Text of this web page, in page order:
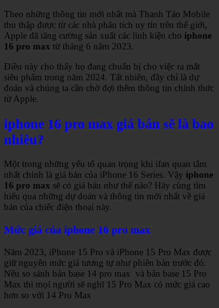
Theo những thông tin mới nhất mà Thanh Táo Mobile
thu thập được từ các nhà phân tích uy tín trên thế giới,
Apple đã tăng cường sản xuất các linh kiện cho iphone
16 pro max từ tháng 6 năm 2023.
Điều này cho thấy họ đang chuẩn bị cho việc ra mắt
siêu phẩm trong năm 2024. Tất nhiên, đây chỉ là dự
đoán và chúng ta cần chờ đợi thêm thông tin chính thức
từ Apple.
iphone 16 pro max giá bán sẽ là bao
nhiêu?
Một trong những yếu tố quan trọng khi ifan quan tâm
nhất chính là giá bán của iPhone 16 Series. Vậy iphone
16 pro max sẽ có giá bán như thế nào? Hãy cùng tìm
hiểu qua những dự đoán và thông tin mới nhất về giá
bán của chiếc điện thoại này.
Mức giá của iphone 16 pro max
Năm 2023, iPhone 15 Pro và iPhone 15 Pro Max được
giữ nguyên mức giá tương tự như phiên bản trước đó.
Nếu so sánh bản base 14 pro max và bản base 15 Pro
Max thì mọi người sẽ nghĩ 15 Pro Max có mức giá cao
hơn so với 14 Pro Max